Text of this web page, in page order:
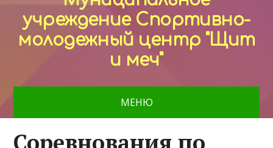
учреждение Спортивно-
молодежный центр "Щит
и меч"
МЕНЮ
Соревнования по